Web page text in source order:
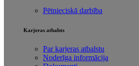
Pētnieciskā darbība
Karjeras atbalsts
Par karjeras atbalstu
Noderīga informācija